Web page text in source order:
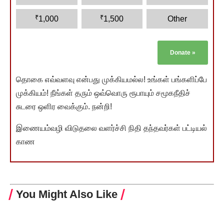
₹1,000 ₹1,500 Other
Donate »
தொகை எவ்வளவு என்பது முக்கியமல்ல! உங்கள் பங்களிப்பே
முக்கியம்! நீங்கள் தரும் ஒவ்வொரு ரூபாயும் சமூகநீதிச்
சுடரை ஒளிர வைக்கும். நன்றி!
இணையம்வழி விடுதலை வளர்ச்சி நிதி தந்தவர்கள் பட்டியல்
காண
You Might Also Like